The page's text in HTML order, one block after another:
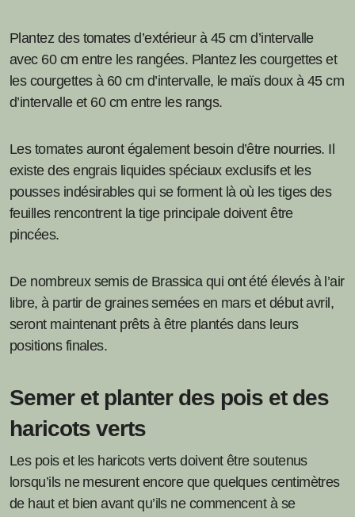
Plantez des tomates d’extérieur à 45 cm d’intervalle
avec 60 cm entre les rangées. Plantez les courgettes et
les courgettes à 60 cm d’intervalle, le maïs doux à 45 cm
d’intervalle et 60 cm entre les rangs.
Les tomates auront également besoin d’être nourries. Il
existe des engrais liquides spéciaux exclusifs et les
pousses indésirables qui se forment là où les tiges des
feuilles rencontrent la tige principale doivent être
pincées.
De nombreux semis de Brassica qui ont été élevés à l’air
libre, à partir de graines semées en mars et début avril,
seront maintenant prêts à être plantés dans leurs
positions finales.
Semer et planter des pois et des
haricots verts
Les pois et les haricots verts doivent être soutenus
lorsqu’ils ne mesurent encore que quelques centimètres
de haut et bien avant qu’ils ne commencent à se